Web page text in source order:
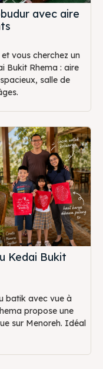
avec aire
vous cherchez un
Bukit Rhema : aire
salle de
Kedai Bukit
batik avec vue à
propose une
sur Menoreh. Idéal